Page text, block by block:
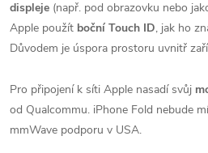
displeje (např. pod obrazovku nebo
Apple použít boční Touch ID, jak ho
Důvodem je úspora prostoru uvnitř
Pro připojení k síti Apple nasadí svůj
od Qualcommu. iPhone Fold nebude
mmWave podporu v USA.